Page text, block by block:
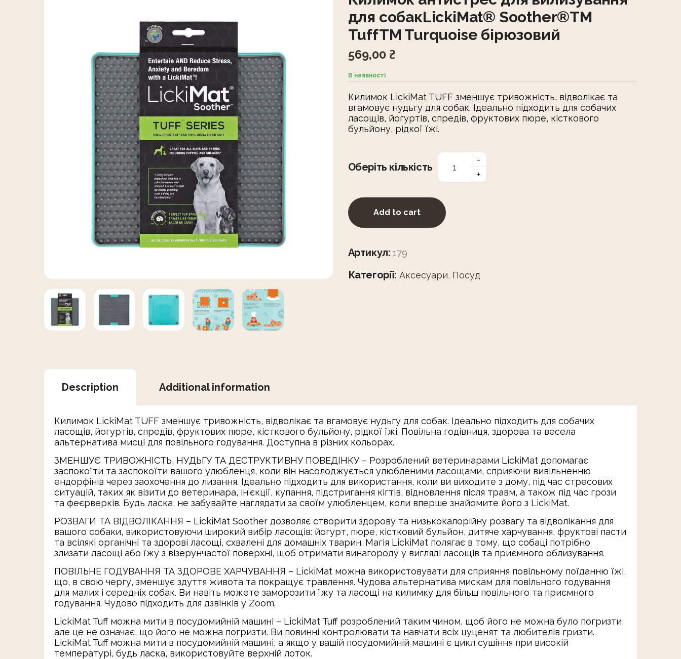
для собакLickiMat® Soother®TM
TuffTM Turquoise бірюзовий
569,00 ₴
В наявності
Килимок LickiMat TUFF зменшує тривожність, відволікає та
вгамовує нудьгу для собак. Ідеально підходить для собачих
ласощів, йогуртів, спредів, фруктових пюре, кісткового
бульйону, рідкої їжі.
Оберіть кількість
Add to cart
Артикул:179
Категорії: Аксесуари, Посуд
Description Additional information
Килимок LickiMat TUFF зменшує тривожність, відволікає та вгамовує нудьгу для собак. Ідеально підходить для собачих
ласощів, йогуртів, спредів, фруктових пюре, кісткового бульйону, рідкої їжі. Повільна годівниця, здорова та весела
альтернатива мисці для повільного годування. Доступна в різних кольорах.
ЗМЕНШУЄ ТРИВОЖНІСТЬ, НУДЬГУ ТА ДЕСТРУКТИВНУ ПОВЕДІНКУ – Розроблений ветеринарами LickiMat допомагає
заспокоїти та заспокоїти вашого улюбленця, коли він насолоджується улюбленими ласощами, сприяючи вивільненню
ендорфінів через заохочення до лизання. Ідеально підходить для використання, коли ви виходите з дому, під час стресових
ситуацій, таких як візити до ветеринара, ін’єкції, купання, підстригання кігтів, відновлення після травм, а також під час грози
та феєрверків. Будь ласка, не забувайте наглядати за своїм улюбленцем, коли вперше знайомите його з LickiMat.
РОЗВАГИ ТА ВІДВОЛІКАННЯ – LickiMat Soother дозволяє створити здорову та низькокалорійну розвагу та відволікання для
вашого собаки, використовуючи широкий вибір ласощів: йогурт, пюре, кістковий бульйон, дитяче харчування, фруктові пасти
та всілякі органічні та здорові ласощі, схвалені для домашніх тварин. Магія LickiMat полягає в тому, що собаці потрібно
злизати ласощі або їжу з візерунчастої поверхні, щоб отримати винагороду у вигляді ласощів та приємного облизування.
ПОВІЛЬНЕ ГОДУВАННЯ ТА ЗДОРОВЕ ХАРЧУВАННЯ – LickiMat можна використовувати для сприяння повільному поїданню їжі,
що, в свою чергу, зменшує здуття живота та покращує травлення. Чудова альтернатива мискам для повільного годування
для малих і середніх собак. Ви навіть можете заморозити їжу та ласощі на килимку для більш повільного та приємного
годування. Чудово підходить для дзвінків у Zoom.
LickiMat Tuff можна мити в посудомийній машині – LickiMat Tuff розроблений таким чином, щоб його не можна було погризти,
але це не означає, що його не можна погризти. Ви повинні контролювати та навчати всіх цуценят та любителів гризти.
LickiMat Tuff можна мити в посудомийній машині, а якщо у вашій посудомийній машині є цикл сушіння при високій
температурі, будь ласка, використовуйте верхній лоток.